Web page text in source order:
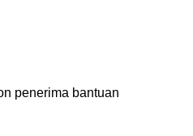
penerima bantuan